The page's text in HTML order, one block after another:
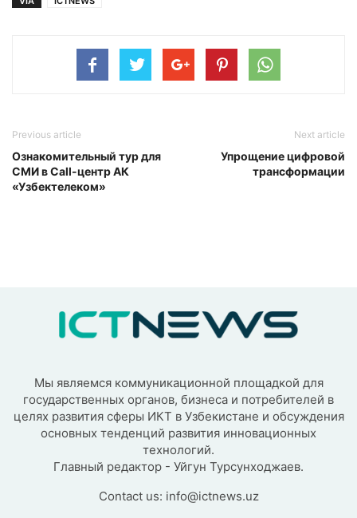
Previous article
Ознакомительный тур для
СМИ в Call-центр АК
«Узбектелеком»
Next article
Упрощение цифровой
трансформации
Мы являемся коммуникационной площадкой для
государственных органов, бизнеса и потребителей в
целях развития сферы ИКТ в Узбекистане и обсуждения
основных тенденций развития инновационных
технологий.
Главный редактор - Уйгун Турсунходжаев.
Contact us: info@ictnews.uz